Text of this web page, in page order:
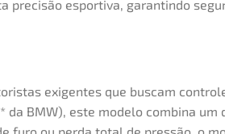
precisão esportiva, garantindo
exigentes que buscam
BMW), este modelo combina um
furo ou perda total de pressão, o